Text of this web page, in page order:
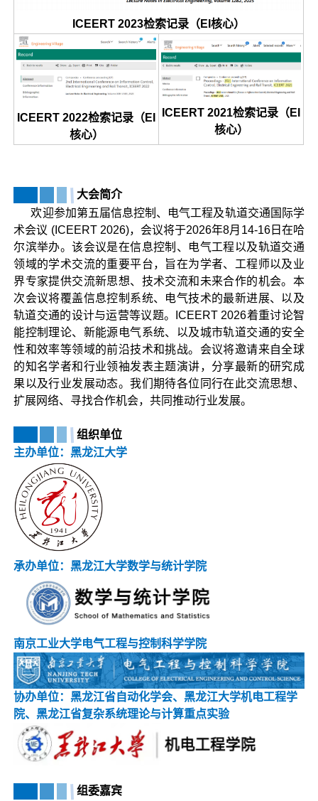
ICEERT 2023检索记录（EI核心）
ICEERT 2022检索记录（EI
核心）
ICEERT 2021检索记录（EI
核心）
大会简介
欢迎参加第五届信息控制、电气工程及轨道交通国际学
术会议 (ICEERT 2026)，会议将于2026年8月14-16日在哈
尔滨举办。该会议是在信息控制、电气工程以及轨道交通
领域的学术交流的重要平台，旨在为学者、工程师以及业
界专家提供交流新思想、技术交流和未来合作的机会。本
次会议将覆盖信息控制系统、电气技术的最新进展、以及
轨道交通的设计与运营等议题。ICEERT 2026着重讨论智
能控制理论、新能源电气系统、以及城市轨道交通的安全
性和效率等领域的前沿技术和挑战。会议将邀请来自全球
的知名学者和行业领袖发表主题演讲，分享最新的研究成
果以及行业发展动态。我们期待各位同行在此交流思想、
扩展网络、寻找合作机会，共同推动行业发展。
组织单位
主办单位：黑龙江大学
承办单位：黑龙江大学数学与统计学院
南京工业大学电气工程与控制科学学院
协办单位：黑龙江省自动化学会、黑龙江大学机电工程学
院、黑龙江省复杂系统理论与计算重点实验
组委嘉宾